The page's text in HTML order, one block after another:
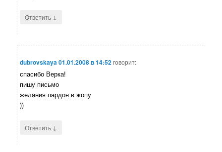
Ответить ↓
dubrovskaya01.01.2008 в 14:52говорит:
спасибо Верка!
пишу письмо
желания пардон в жопу
))
Ответить ↓